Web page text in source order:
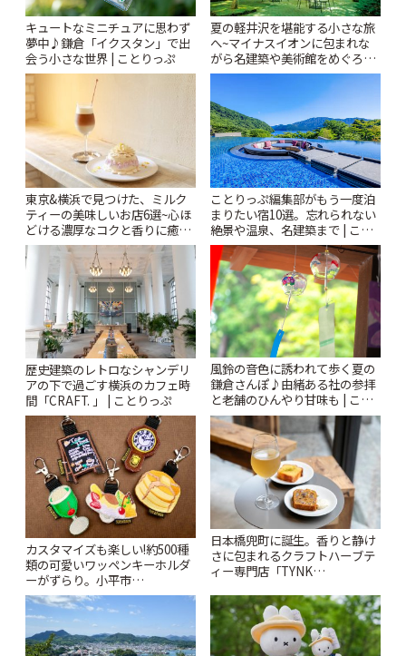
キュートなミニチュアに思わず
夢中♪鎌倉「イクスタン」で出
会う小さな世界 | ことりっぷ
夏の軽井沢を堪能する小さな旅
へ~マイナスイオンに包まれな
がら名建築や美術館をめぐろう
~ | ことりっぷ
東京&横浜で見つけた、ミルク
ティーの美味しいお店6選~心ほ
どける濃厚なコクと香りに癒や
されるティータイム~ | ことりっ
ぷ
ことりっぷ編集部がもう一度泊
まりたい宿10選。忘れられない
絶景や温泉、名建築まで | こと
りっぷ
歴史建築のレトロなシャンデリ
アの下で過ごす横浜のカフェ時
間「CRAFT. 」 | ことりっぷ
風鈴の音色に誘われて歩く夏の
鎌倉さんぽ♪由緒ある社の参拝
と老舗のひんやり甘味も | こと
りっぷ
カスタマイズも楽しい!約500種
類の可愛いワッペンキーホルダ
ーがずらり。小平市
「Kimamaya T&K」 | ことりっ
ぷ
日本橋兜町に誕生。香りと静け
さに包まれるクラフトハーブテ
ィー専門店「TYNK